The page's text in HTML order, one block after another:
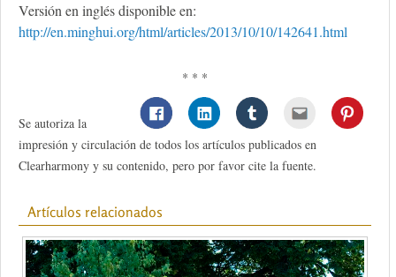
Versión en inglés disponible en:
http://en.minghui.org/html/articles/2013/10/10/142641.html
* * *
Se autoriza la
impresión y circulación de todos los artículos publicados en
Clearharmony y su contenido, pero por favor cite la fuente.
Artículos relacionados